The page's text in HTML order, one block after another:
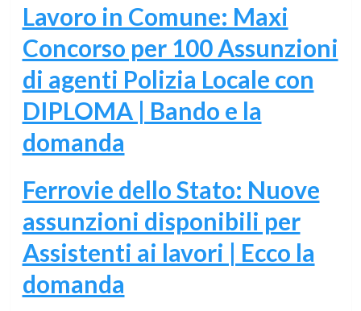
Lavoro in Comune: Maxi
Concorso per 100 Assunzioni
di agenti Polizia Locale con
DIPLOMA | Bando e la
domanda
Ferrovie dello Stato: Nuove
assunzioni disponibili per
Assistenti ai lavori | Ecco la
domanda